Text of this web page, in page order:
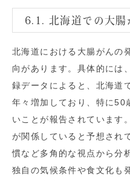
6.1. 北海道での大腸
北海道における大腸がんの
向があります。具体的には
録データによると、北海道
年々増加しており、特に50
いことが報告されています
が関係していると予想され
慣など多角的な視点から分
独自の気候条件や食文化も